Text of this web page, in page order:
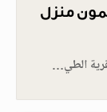
منزل
الطي…